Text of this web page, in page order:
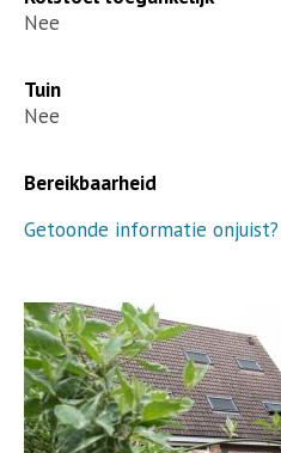
Nee
Tuin
Nee
Bereikbaarheid
Getoonde informatie onjuist?